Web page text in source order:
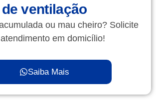
de ventilação
ou mau cheiro? Solicite
em domicílio!
Saiba Mais